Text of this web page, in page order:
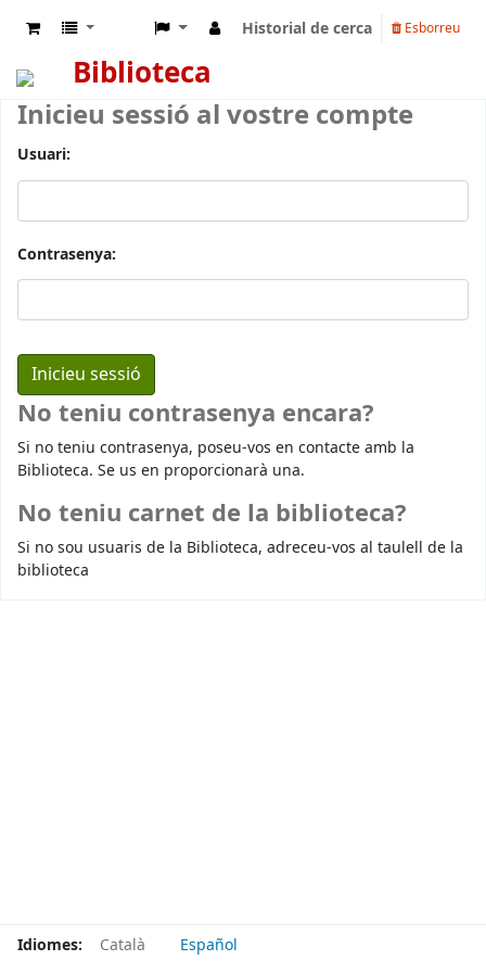
Historial de cerca Esborreu
Biblioteca
Inicieu sessió al vostre compte
Usuari:
Contrasenya:
No teniu contrasenya encara?
Si no teniu contrasenya, poseu-vos en contacte amb la
Biblioteca. Se us en proporcionarà una.
No teniu carnet de la biblioteca?
Si no sou usuaris de la Biblioteca, adreceu-vos al taulell de la
biblioteca
Idiomes: Català Español